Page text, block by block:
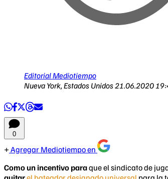
Editorial Mediotiempo
Nueva York, Estados Unidos21.06.2020
0
Agregar Mediotiempo en
Como un incentivo paraque el sindicato de